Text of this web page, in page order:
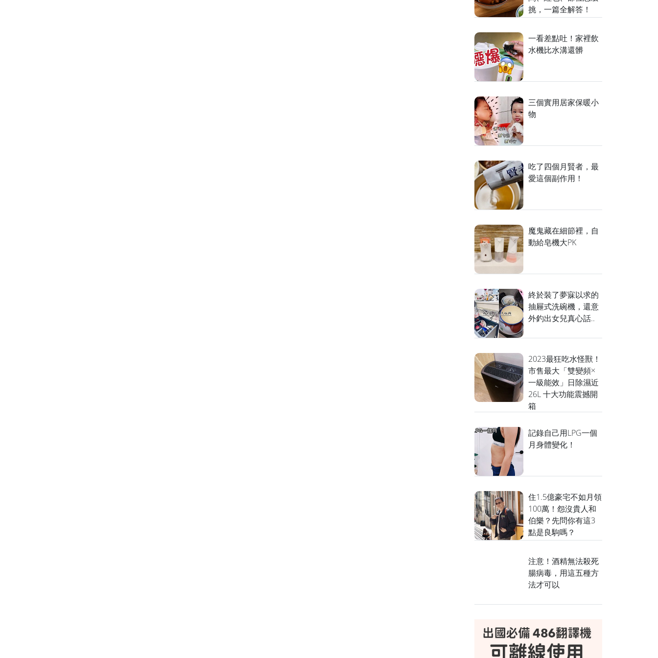
挑，一篇全解答！
一看差點吐！家裡飲
水機比水溝還髒
三個實用居家保暖小
物
吃了四個月賢者，最
愛這個副作用！
魔鬼藏在細節裡，自
動給皂機大PK
終於裝了夢寐以求的
抽屜式洗碗機，還意
外釣出女兒真心話..
2023最狂吃水怪獸！
市售最大「雙變頻×
一級能效」日除濕近
26L 十大功能震撼開
箱
記錄自己用LPG一個
月身體變化！
住1.5億豪宅不如月領
100萬！怨沒貴人和
伯樂？先問你有這3
點是良駒嗎？
注意！酒精無法殺死
腸病毒，用這五種方
法才可以